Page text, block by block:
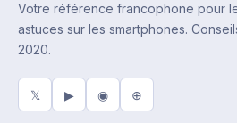
Votre référence francophone pour
astuces sur les smartphones.
2020.
𝕏 ▶ ◉ ⊕